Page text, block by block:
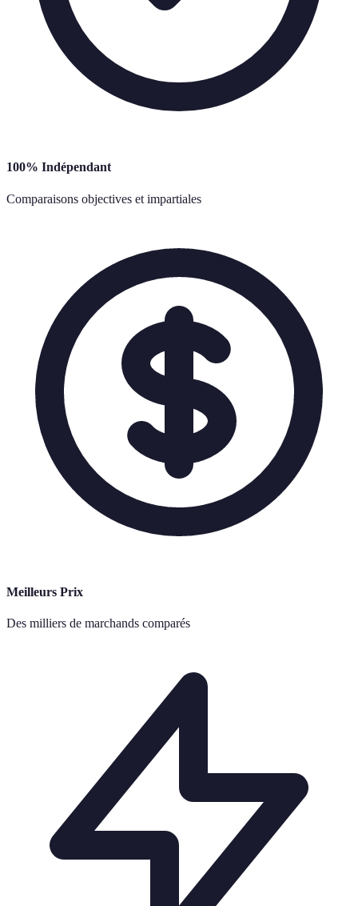
100% Indépendant
Comparaisons objectives et impartiales
Meilleurs Prix
Des milliers de marchands comparés